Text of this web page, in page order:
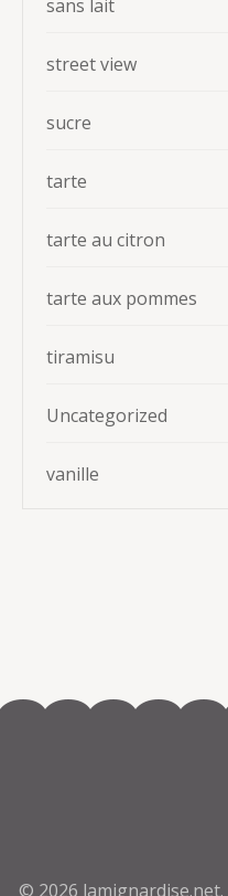
sans lait
street view
sucre
tarte
tarte au citron
tarte aux pommes
tiramisu
Uncategorized
vanille
© 2026 lamignardise.net.